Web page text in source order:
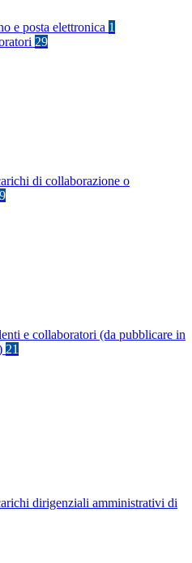
e posta elettronica 1
29
di collaborazione o
e collaboratori (da pubblicare in
21
dirigenziali amministrativi di